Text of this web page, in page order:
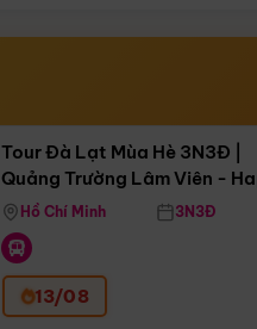
Còn04 ngày 09:28:45
Tour Đà Lạt Mùa Hè 3N3Đ |
Quảng Trường Lâm Viên -
Hill - Puppy Farm
Hồ Chí Minh 3N3Đ
13/08